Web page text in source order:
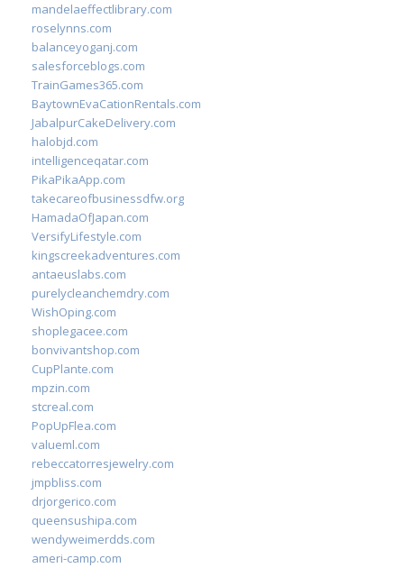
mandelaeffectlibrary.com
roselynns.com
balanceyoganj.com
salesforceblogs.com
TrainGames365.com
BaytownEvaCationRentals.com
JabalpurCakeDelivery.com
halobjd.com
intelligenceqatar.com
PikaPikaApp.com
takecareofbusinessdfw.org
HamadaOfJapan.com
VersifyLifestyle.com
kingscreekadventures.com
antaeuslabs.com
purelycleanchemdry.com
WishOping.com
shoplegacee.com
bonvivantshop.com
CupPlante.com
mpzin.com
stcreal.com
PopUpFlea.com
valueml.com
rebeccatorresjewelry.com
jmpbliss.com
drjorgerico.com
queensushipa.com
wendyweimerdds.com
ameri-camp.com